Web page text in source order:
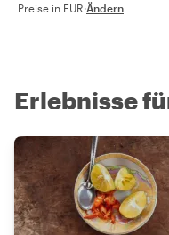
Preise in EUR·Ändern
Erlebnisse